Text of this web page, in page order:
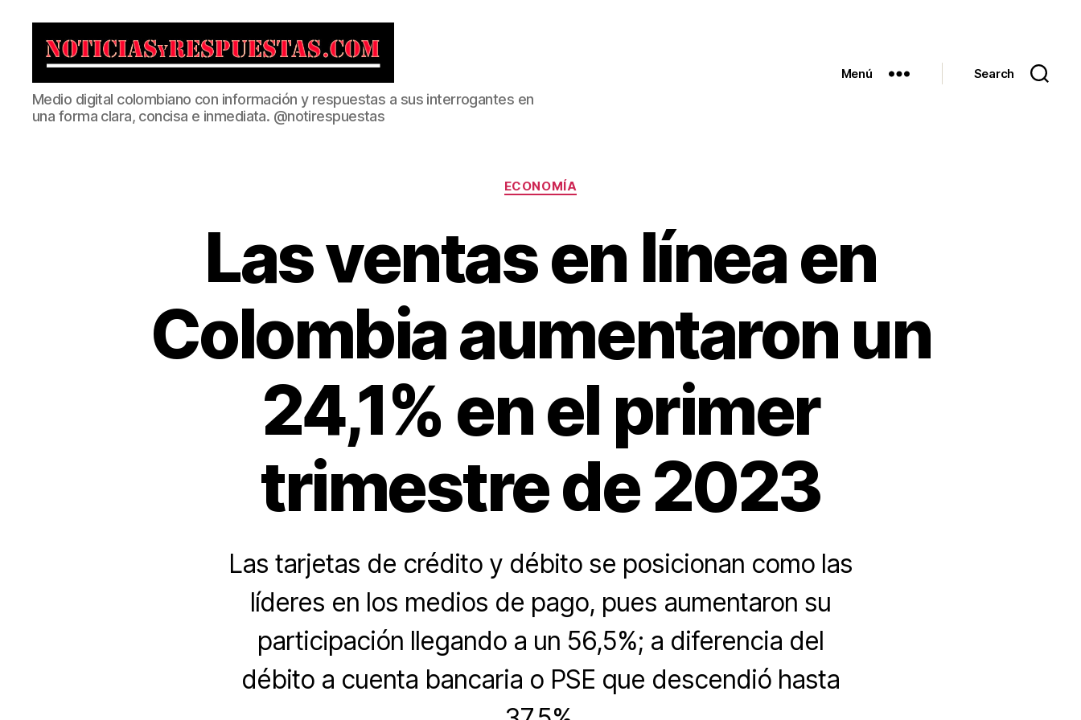
Noticias
y
Respuestas
Medio digital colombiano con información y respuestas a sus interrogantes en
una forma clara, concisa e inmediata. @notirespuestas
Menú Search
Categorías
ECONOMÍA
Las ventas en línea en
Colombia aumentaron un
24,1% en el primer
trimestre de 2023
Las tarjetas de crédito y débito se posicionan como las
líderes en los medios de pago, pues aumentaron su
participación llegando a un 56,5%; a diferencia del
débito a cuenta bancaria o PSE que descendió hasta